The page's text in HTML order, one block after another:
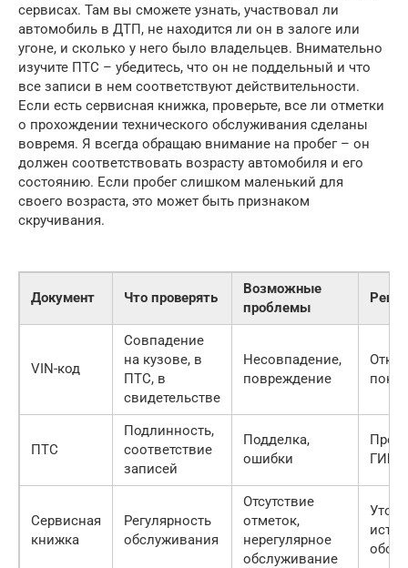
сервисах. Там вы сможете узнать, участвовал ли
автомобиль в ДТП, не находится ли он в залоге или
угоне, и сколько у него было владельцев. Внимательно
изучите ПТС – убедитесь, что он не поддельный и что
все записи в нем соответствуют действительности.
Если есть сервисная книжка, проверьте, все ли отметки
о прохождении технического обслуживания сделаны
вовремя. Я всегда обращаю внимание на пробег – он
должен соответствовать возрасту автомобиля и его
состоянию. Если пробег слишком маленький для
своего возраста, это может быть признаком
скручивания.
Документ Что проверять
Возможные
проблемы
VIN-код
Совпадение
на кузове, в
ПТС, в
свидетельстве
Несовпадение,
повреждение
ПТС
Подлинность,
соответствие
записей
Подделка,
ошибки
Сервисная
книжка
Регулярность
обслуживания
Отсутствие
отметок,
нерегулярное
обслуживание